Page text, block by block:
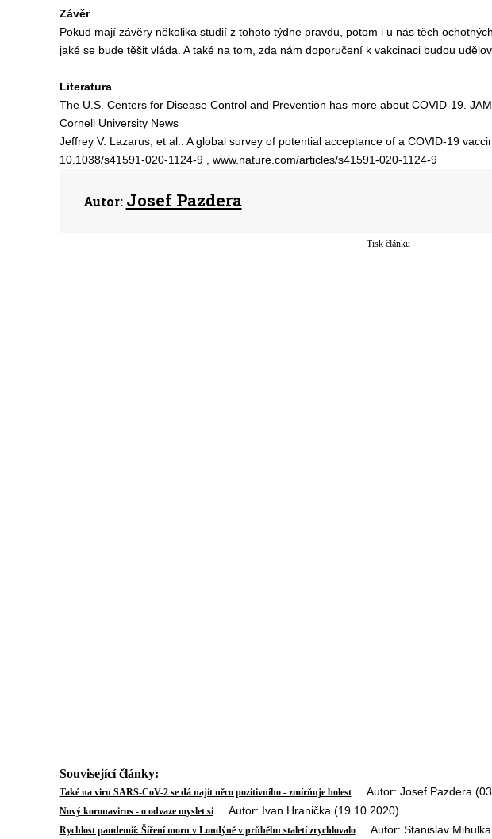
Závěr
Pokud mají závěry několika studií z tohoto týdne pravdu, potom i u nás těch ochotných
jaké se bude těšit vláda . Ataké na tom, zda nám doporučení k vakcinaci budou
Literatura
The U.S. Centers for Disease Control and Prevention has more about COVID-19.
Cornell University News
Jeffrey V. Lazarus, et al.: A global survey of potential acceptance of a COVID-19
10.1038/s41591-020-1124-9 , www.nature.com/articles/s41591-020-1124-9
Autor: Josef Pazdera
Tisk článku
Související články:
Také na viru SARS-CoV-2 se dá najít něco pozitivního - zmírňuje bolestAutor: Josef Pazdera
Nový koronavirus - o odvaze myslet siAutor: Ivan Hranička (19.10.2020)
Rychlost pandemií: Šíření moru v Londýně v průběhu staletí zrychlovaloAutor: Stanislav Mihulka